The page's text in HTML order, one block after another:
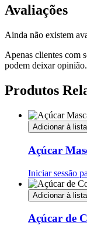
Avaliações
Ainda não existem
Apenas clientes com
podem deixar opinião.
Produtos
Adicionar à
Açúcar
Iniciar sessão
Adicionar à
Açúcar de